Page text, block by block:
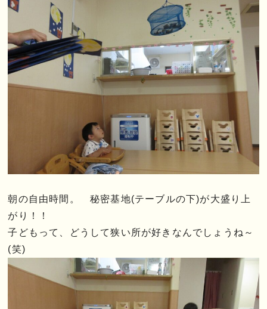
朝の自由時間。 秘密基地(テーブルの下)が大盛り上
がり！！
子どもって、どうして狭い所が好きなんでしょうね～
(笑)